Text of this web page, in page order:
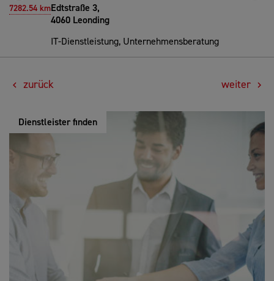
7282.54 kmEdtstraße 3,
4060 Leonding
IT-Dienstleistung, Unternehmensberatung
zurück weiter
Dienstleister finden